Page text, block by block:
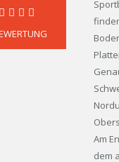
Am
dem